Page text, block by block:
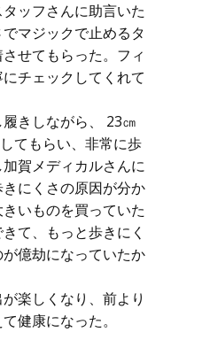
ッフさんに助言いた
マジックで止めるタ
せてもらった。フィ
チェックしてくれて
きしながら、 23㎝
てもらい、非常に歩
賀メディカルさんに
にくさの原因が分か
いものを買っていた
て、もっと歩きにく
億劫になっていたか
楽しくなり、前より
健康になった。